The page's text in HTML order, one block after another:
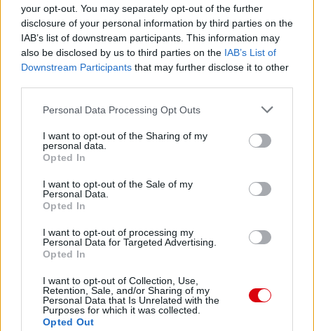
your opt-out. You may separately opt-out of the further
disclosure of your personal information by third parties on the
IAB’s list of downstream participants. This information may
also be disclosed by us to third parties on the IAB’s List of
Downstream Participants that may further disclose it to other
Please note that this website/app uses one or more Google
not limited to your visit or usage behaviour. You may click to
grant or deny consent to Google and its third-party tags to
use your data for below specified purposes in below Google
consent section.
Personal Data Processing Opt Outs
I want to opt-out of the Sharing of my
personal data.
Opted In
I want to opt-out of the Sale of my
Personal Data.
Opted In
I want to opt-out of processing my
Personal Data for Targeted Advertising.
Opted In
I want to opt-out of Collection, Use,
Retention, Sale, and/or Sharing of my
Personal Data that Is Unrelated with the
Purposes for which it was collected.
Opted Out
Meccs Center